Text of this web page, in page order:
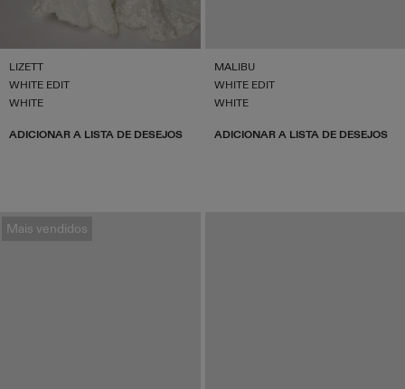
LIZETT
WHITE EDIT
WHITE
ADICIONAR A LISTA DE DESEJOS
MALIBU
WHITE EDIT
WHITE
ADICIONAR A LISTA DE DESEJOS
Mais vendidos